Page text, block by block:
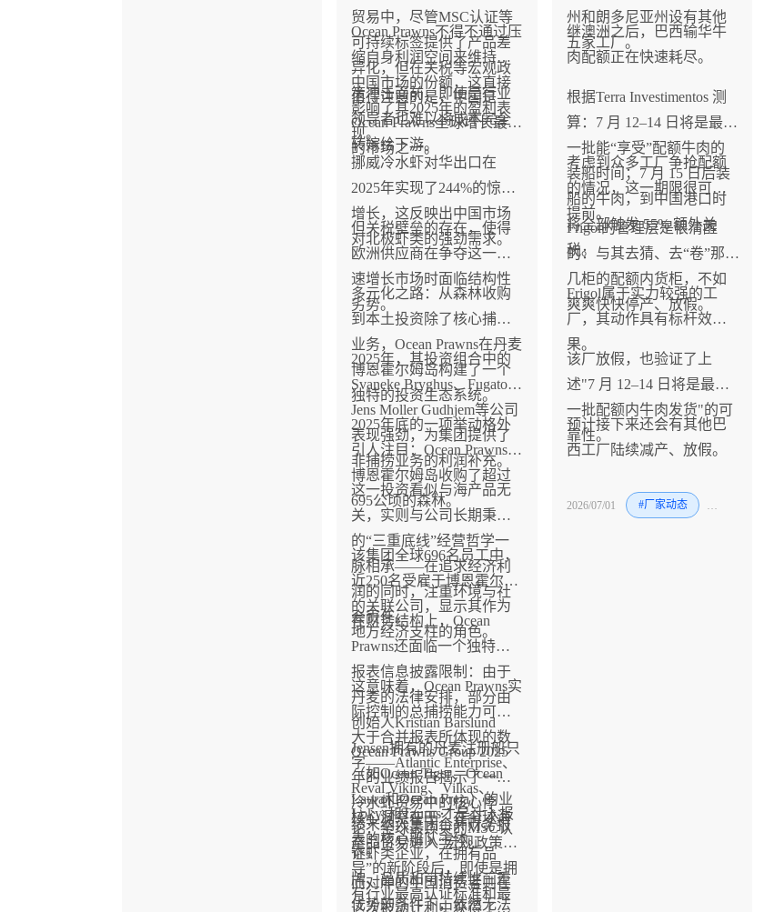
贸易中，尽管MSC认证等
可持续标签提供了产品差
异化，但在关税等宏观政
策冲击面前，即使是行业
领导者也难以将成本完全
转嫁给下游。
Ocean Prawns不得不通过压
缩自身利润空间来维持在
中国市场的份额，这直接
影响了其2025年的盈利表
现。
值得注意的是，中国是
Ocean Prawns全球增长最快
的市场之一。
挪威冷水虾对华出口在
2025年实现了244%的惊人
增长，这反映出中国市场
对北极虾类的强劲需求。
但关税壁垒的存在，使得
欧洲供应商在争夺这一高
速增长市场时面临结构性
劣势。
多元化之路：从森林收购
到本土投资除了核心捕捞
业务，Ocean Prawns在丹麦
博恩霍尔姆岛构建了一个
独特的投资生态系统。
2025年，其投资组合中的
Svaneke Bryghus、Fugato和
Jens Moller Gudhjem等公司
表现强劲，为集团提供了
非捕捞业务的利润补充。
2025年底的一项举动格外
引人注目：Ocean Prawns在
博恩霍尔姆岛收购了超过
695公顷的森林。
这一投资看似与海产品无
关，实则与公司长期秉持
的“三重底线”经营哲学一
脉相承——在追求经济利
润的同时，注重环境与社
会责任。
该集团全球696名员工中，
近250名受雇于博恩霍尔姆
的关联公司，显示其作为
地方经济支柱的角色。
在财务结构上，Ocean
Prawns还面临一个独特的
报表信息披露限制：由于
丹麦的法律安排，部分由
创始人Kristian Barslund
Jensen拥有的丹麦注册船只
（如Ocean Tiger、Ocean
Laura和Ocean Freja）的业
绩未纳入集团合并财务报
表。
这意味着，Ocean Prawns实
际控制的总捕捞能力可能
大于合并报表所体现的数
字——Atlantic Enterprise、
Reval Viking、Vilkas、
Lokys和Taurus才是计入报
表的核心船队主体。
Ocean Prawns Group 2025
年的业绩报告揭示了一个
冷水虾贸易中的核心悖
论：全球最顶尖的MSC认
证虾类企业，在拥有品
牌、品质和可持续性三重
优势的条件下，依然无法
核心洞察在于：在全球海
产品贸易进入“宏观政策主
导”的新阶段后，即使是拥
有行业最高认证标准和最
而对岸的中国消费者则在
这次被动让利中获得了一
州和朗多尼亚州设有其他
五家工厂。
继澳洲之后，巴西输华牛
肉配额正在快速耗尽。
根据Terra Investimentos 测
算：7 月 12–14 日将是最后
一批能“享受”配额牛肉的
装船时间；7 月 15 日后装
船的牛肉，到中国港口时
将全部触发 55% 额外关
税。
考虑到众多工厂争抢配额
的情况，这一期限很可能
提前。
Frigol的管理层是很清醒
的：与其去猜、去“卷”那
几柜的配额内货柜，不如
爽爽快快停产、放假。
Frigol属于实力较强的工
厂，其动作具有标杆效
果。
该厂放假，也验证了上
述"7 月 12–14 日将是最后
一批配额内牛肉发货"的可
靠性。
预计接下来还会有其他巴
西工厂陆续减产、放假。
2026/07/01 #厂家动态